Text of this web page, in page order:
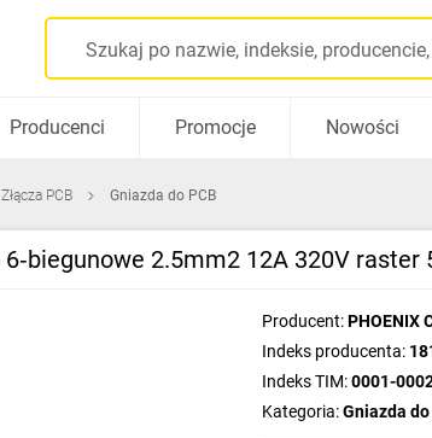
Producenci Promocje Nowości
Złącza PCB Gniazda do PCB
6‑biegunowe 2.5mm2 12A 320V
Producent:PHOENIX
Indeks producenta:
Indeks TIM:0001-
Kategoria:Gniazda do